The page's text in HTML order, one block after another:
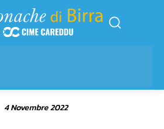
4 Novembre 2022